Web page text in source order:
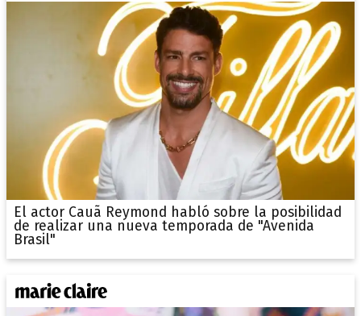
El actor Cauã Reymond habló sobre la posibilidad
de realizar una nueva temporada de "Avenida
Brasil"